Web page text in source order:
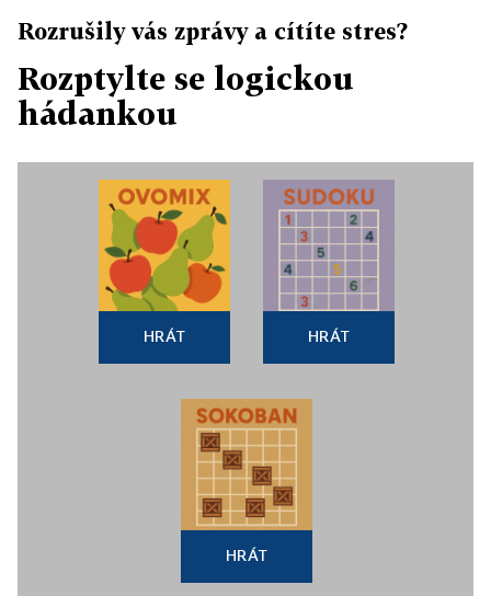
Rozrušily vás zprávy a cítíte stres?
Rozptylte se logickou
hádankou
HRÁT HRÁT
HRÁT